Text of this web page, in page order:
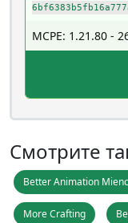
MCPE: 1.21.80 -
Смотрите
Better Animation
More Crafting